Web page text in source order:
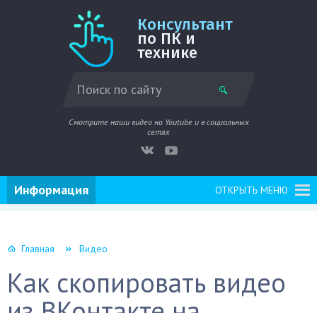
Консультант
по ПК и
технике
Смотрите наши видео на Youtube и в социальных
сетях
ОТКРЫТЬ МЕНЮ
Информация
Главная Видео
Как скопировать видео